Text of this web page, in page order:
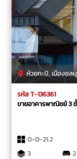
ห้วยกะปิ, เมืองชล
รหัส T-136361
ขายอาคารพาณิชย์ 3
0-0-21.2
3
2